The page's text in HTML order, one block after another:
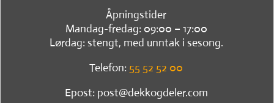
Åpningstider
Mandag-fredag: 09:00 – 17:00
Lørdag: stengt, med unntak i sesong.
Telefon: 55 52 52 00
Epost: post@dekkogdeler.com